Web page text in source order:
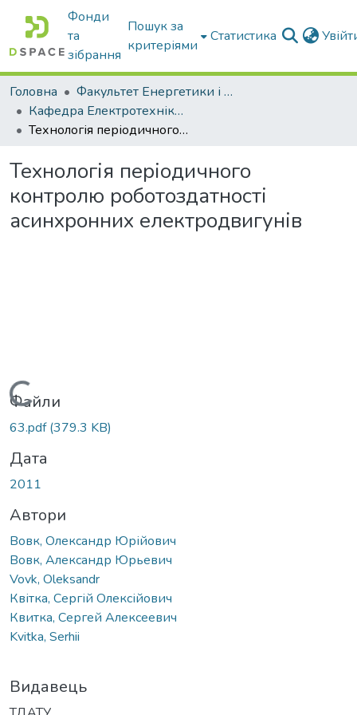
Фонди
та
зібрання
Пошук за
критеріями
Статистика
Головна
Факультет Енергетики і комп'ютерних технологій
Кафедра Електротехніки і електромеханіки ім. проф. В.В. Овчарова
Технологія періодичного контролю роботоздатності асинхронних електродвигунів
Технологія періодичного
контролю роботоздатності
асинхронних електродвигунів
Вантажиться...
Файли
63.pdf(379.3 KB)
Дата
2011
Автори
Вовк, Олександр Юрійович
Вовк, Александр Юрьевич
Vovk, Oleksandr
Квітка, Сергій Олексійович
Квитка, Сергей Алексеевич
Kvitka, Serhii
Видавець